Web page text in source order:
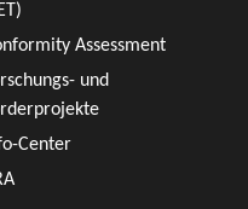
Assessment
und
Center